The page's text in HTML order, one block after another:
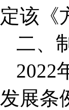
定该《
二、
2022
发展条